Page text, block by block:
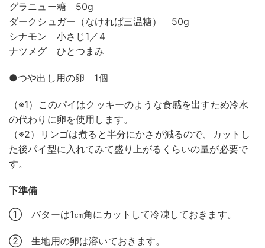
グラニュー糖 50g
ダークシュガー（なければ三温糖） 50g
シナモン 小さじ1／4
ナツメグ ひとつまみ
●つや出し用の卵 1個
（※1）このパイはクッキーのような食感を出すため冷水
の代わりに卵を使用します。
（※2）リンゴは煮ると半分にかさが減るので、カットし
た後パイ型に入れてみて盛り上がるくらいの量が必要で
す。
下準備
① バターは1㎝角にカットして冷凍しておきます。
② 生地用の卵は溶いておきます。